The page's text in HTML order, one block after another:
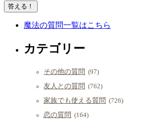
魔法の質問一覧はこちら
カテゴリー
その他の質問 (97)
友人との質問 (762)
家族でも使える質問 (726)
恋の質問 (164)